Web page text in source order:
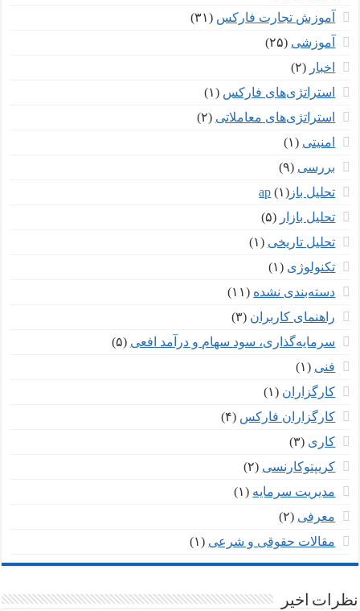
آموزش تجارت فارکس (۳۱)
آموزشی (۲۵)
اخبار (۲)
استراتژی‌های فارکس (۱)
استراتژی‌های معاملاتی (۲)
امنیتی (۱)
بررسی (۹)
تحلیل بازар (۱)
تحلیل بازار (۵)
تحلیل تاریخی (۱)
تکنولوژی (۱)
دسته‌بندی نشده (۱۱)
راهنمای کاربران (۳)
سرمایه‌گذاری، سود سهام و درآمد افعی (۵)
فنی (۱)
کارگزاران (۱)
کارگزاران فارکس (۴)
کاری (۳)
کریپتوکارنسی (۲)
مدیریت سرمایه (۱)
معرفی (۲)
مقالات حقوقی و شرعی (۱)
نظرات اخیر